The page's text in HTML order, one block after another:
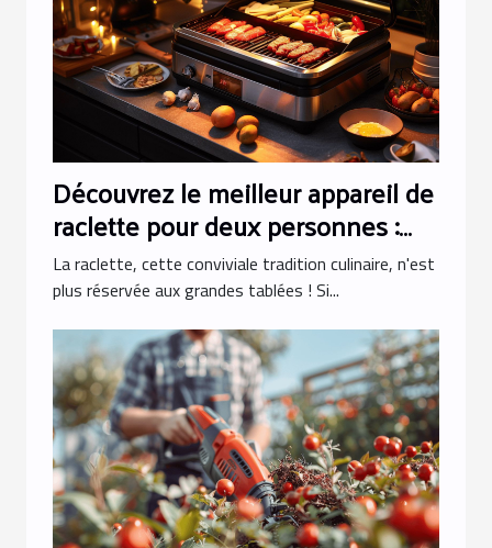
Découvrez le meilleur appareil de
raclette pour deux personnes :
guide et conseils pour une
parfaite mini raclette
La raclette, cette conviviale tradition culinaire, n'est
plus réservée aux grandes tablées ! Si...